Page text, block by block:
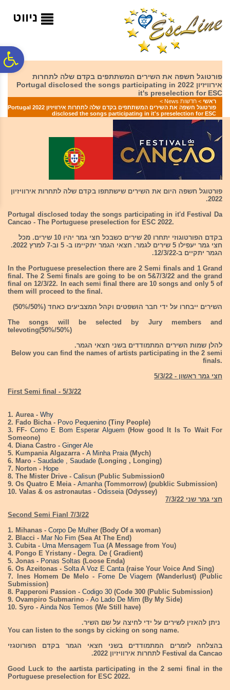
המרכזי
ניווט
פורטוגל חשפה את השירים המשתתפים בקדם שלה לתחרות
אירוויזיון 2022 Portugal disclosed the songs participating in
it's preselection for ESC
ראשי > חדשות News
>
פורטוגל חשפה את השירים המשתתפים בקדם שלה לתחרות אירוויזיון 2022 Portugal
disclosed the songs participating in it's preselection for ESC
פורטוגל חשפה היום את השירים שישתתפו בקדם שלה לתחרות אירוויזיון
2022.
Portugal disclosed today the songs participating in it'd Festival Da
Cancao - The Portuguese preselection for ESC 2022.
בקדם הפורטוגוזי יתחרו 20 שירים כשבכל חצי גמר יהיו 10 שירים. מכל
חצי גמר יעפילו 5 שירים לגמר. חצאי הגמר יתקיימו ב- 5 וב-7 למרץ 2022.
הגמר יתקיים ב-12/3/22.
In the Portuguese preselection there are 2 Semi finals and 1 Grand
final. The 2 Semi finals are going to be on 5&7/3/22 and the grand
final on 12/3/22. In each semi final there are 10 songs and only 5 of
them will proceed to the final.
השירים ייבחרו על ידי חבר הושפטים וקהל המצביעים כאחד (50%/50%)
The songs will be selected by Jury members and
televoting(50%/50%)
להלן שמות השירים המתמודדים בשני חצאי הגמר.
Below you can find the names of artists participating in the 2 semi
finals.
חצי גמר ראשון - 5/3/22
First Semi final - 5/3/22
1. Aurea - Why
2. Fado Bicha - Povo Pequenino (Tiny People)
3. FF- Como E Bom Esperar Alguem (How good It Is To Wait For
Someone)
4. Diana Castro - Ginger Ale
5. Kumpania Algazarra - A Minha Praia (Mych)
6. Maro - Saudade , Saudade (Longing , Longing)
7. Norton - Hope
8. The Mister Drive - Calisun (Public Submission0
9. Os Quatro E Meia - Amanha(Tommorrow) (pubklic Submission)
10. Valas & os astronautas - Odisseia(Odyssey)
חצי גמר שני 7/3/22
Second Semi Fianl 7/3/22
1. Mihanas - Corpo De Mulher(Body Of a woman)
2. Blacci - Mar No Fim (Sea At The End)
3. Cubita - Uma Mensagem Tua(A Message from You)
4. Pongo E Yristany - Degra. De ( Gradient)
5. Jonas - Ponas Soltas (Loose Enda)
6. Os Azeitonas - Solta A Voz E Canta(raise Your Voice And Sing)
7. Ines Homem De Melo - Fome De Viagem (Wanderlust) (Public
Submission)
8. Papperoni Passion - Codigo 30 (Code 300 (Public Submission)
9. Ovampiro Submarino - Ao Lado De Mim (By My Side)
10. Syro - Ainda Nos Temos (We Still have)
ניתן להאזין לשירים על ידי לחיצה על שם השיר.
You can listen to the songs by cicking on song name.
בהצלחה לזמרים המתמודדים בשני חצאי הגמר בקדם הפורוטגזי
Festival da Cancao לתחרות אירוויזיון 2022.
Good Luck to the aartista participating in the 2 semi final in the
Portuguese preselection for ESC 2022.